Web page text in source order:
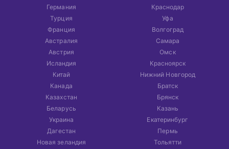
Германия
Турция
Франция
Австралия
Австрия
Исландия
Китай
Канада
Казахстан
Беларусь
Украина
Дагестан
Новая зеландия
Краснодар
Уфа
Волгоград
Самара
Омск
Красноярск
Нижний Новгород
Братск
Брянск
Казань
Екатеринбург
Пермь
Тольятти